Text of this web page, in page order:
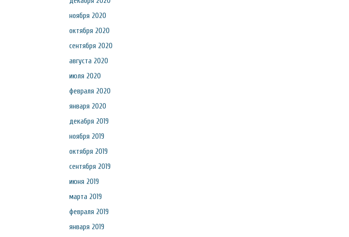
ноября 2020
октября 2020
сентября 2020
августа 2020
июля 2020
февраля 2020
января 2020
декабря 2019
ноября 2019
октября 2019
сентября 2019
июня 2019
марта 2019
февраля 2019
января 2019